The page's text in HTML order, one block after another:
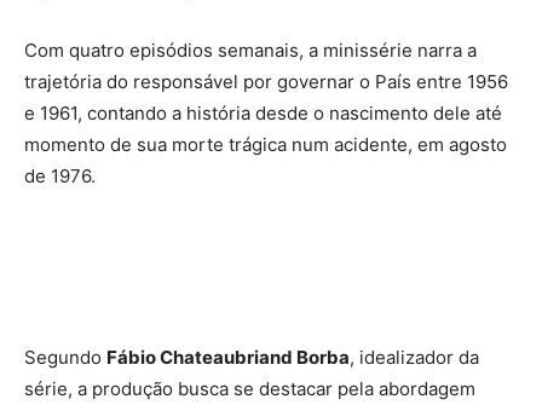
Com quatro episódios semanais, a minissérie narra a
trajetória do responsável por governar o País entre 1956
e 1961, contando a história desde o nascimento dele até
momento de sua morte trágica num acidente, em agosto
de 1976.
Segundo Fábio Chateaubriand Borba, idealizador da
série, a produção busca se destacar pela abordagem